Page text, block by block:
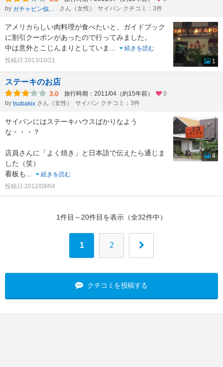
by
ガチャピン似１号 さん（女性） サイパン クチコミ：3件
アメリカらしい肉料理が食べたいと、ガイドブック
に割引クーポンがあったので行ってみました。
中は意外とこじんまりとしていま ...
続きを読む
投稿日:2013/10/21
1
ステーキのお店
3.0 旅行時期：2011/04（約15年前）
0
by tsubakix さん（女性） サイパン クチコミ：3件
サイパンにはステーキハウスばかりなよう
な・・・？
店員さんに「よく焼き」と日本語で伝えたら通じま
した（笑）
看板も...
続きを読む
投稿日:2012/08/04
4
1件目～20件目を表示（全32件中）
1 2
クチコミを投稿する